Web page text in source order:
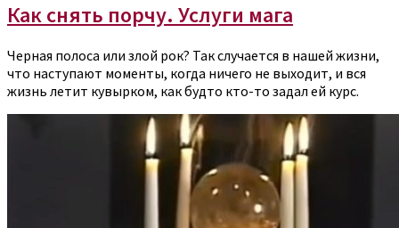
Как снять порчу. Услуги мага
Черная полоса или злой рок? Так случается в нашей жизни,
что наступают моменты, когда ничего не выходит, и вся
жизнь летит кувырком, как будто кто-то задал ей курс.